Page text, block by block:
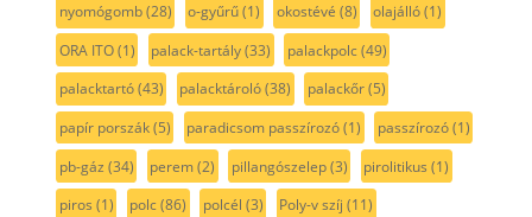
nyomógomb(28) o-gyűrű(1) okostévé (8) olajálló(1)
ORA ITO(1) palack-tartály(33) palackpolc(49)
palacktartó(43) palacktároló(38) palackőr(5)
papír porszák(5) paradicsom passzírozó(1) passzírozó(1)
pb-gáz (34) perem(2) pillangószelep(3) pirolitikus (1)
piros (1) polc(86) polcél (3) Poly-v szíj (11)